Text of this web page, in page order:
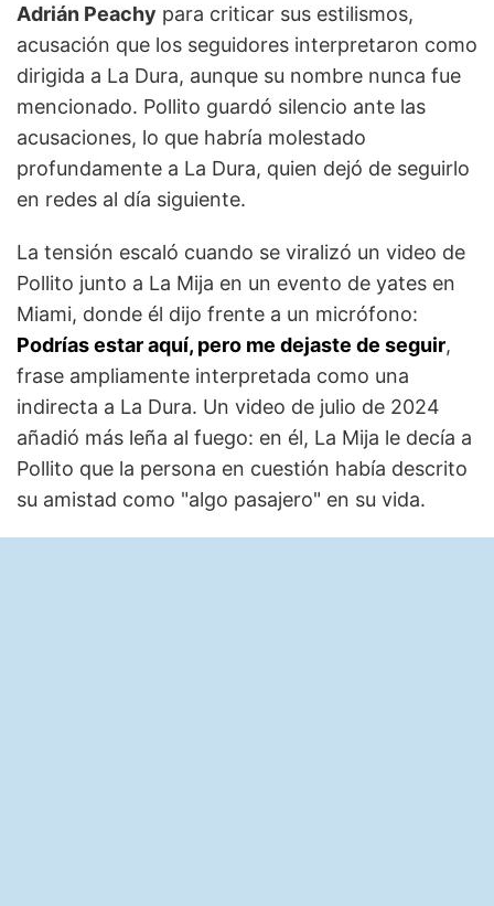
Adrián Peachy para criticar sus estilismos,
acusación que los seguidores interpretaron como
dirigida a La Dura, aunque su nombre nunca fue
mencionado. Pollito guardó silencio ante las
acusaciones, lo que habría molestado
profundamente a La Dura, quien dejó de seguirlo
en redes al día siguiente.
La tensión escaló cuando se viralizó un video de
Pollito junto a La Mija en un evento de yates en
Miami, donde él dijo frente a un micrófono:
Podrías estar aquí, pero me dejaste de seguir,
frase ampliamente interpretada como una
indirecta a La Dura. Un video de julio de 2024
añadió más leña al fuego: en él, La Mija le decía a
Pollito que la persona en cuestión había descrito
su amistad como "algo pasajero" en su vida.